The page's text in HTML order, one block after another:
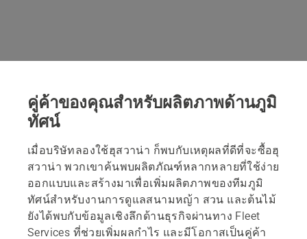
คู่ค้าของคุณสำหรับผลิตภาพด้านภูมิ
ทัศน์
เมื่อบริษัทลองใช้ฮุสวาน่า ก็พบกับเหตุผลที่ดีที่จะซื้อฮุ
สวาน่า พวกเขาค้นพบผลิตภัณฑ์หลากหลายที่ใช้ง่าย
ออกแบบและสร้างมาเพื่อเพิ่มผลิตภาพของทีมภูมิ
ทัศน์สำหรับงานการดูแลสนามหญ้า สวน และต้นไม้
ยังได้พบกับข้อมูลเชิงลึกด้านธุรกิจผ่านทาง Fleet
Services ที่ช่วยเพิ่มผลกำไร และมีโอกาสเป็นคู่ค้า